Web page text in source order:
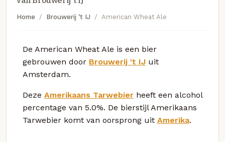
Home Brouwerij 't IJ American Wheat Ale
De American Wheat Ale is een bier
gebrouwen door Brouwerij 't IJ uit
Amsterdam.
Deze Amerikaans Tarwebier heeft een alcohol
percentage van 5.0%. De bierstijl Amerikaans
Tarwebier komt van oorsprong uit Amerika.